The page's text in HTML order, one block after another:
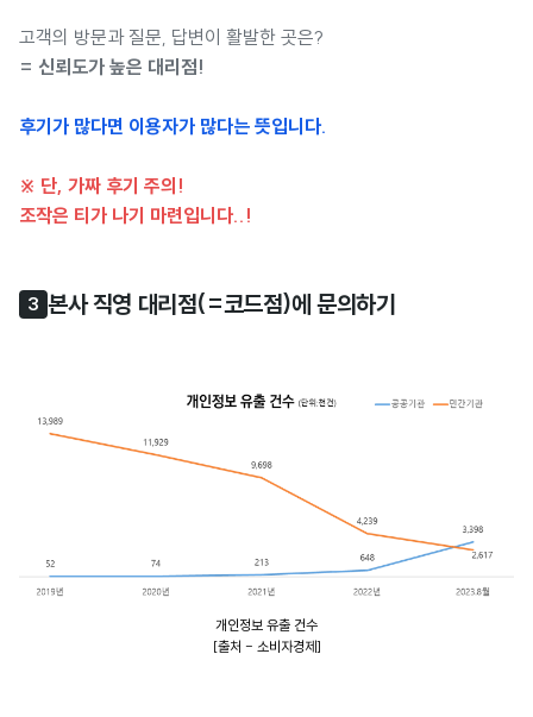
고객의 방문과 질문, 답변이 활발한 곳은?
= 신뢰도가 높은 대리점!
후기가 많다면 이용자가 많다는 뜻입니다.
※ 단, 가짜 후기 주의!
조작은 티가 나기 마련입니다..!
3 본사 직영 대리점(=코드점)에 문의하기
개인정보 유출 건수
[출처 - 소비자경제]